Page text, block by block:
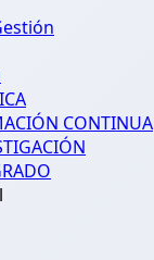
CONTINUA